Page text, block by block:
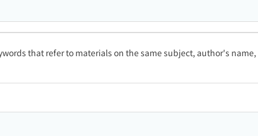
that refer to materials on the same subject, author's name,